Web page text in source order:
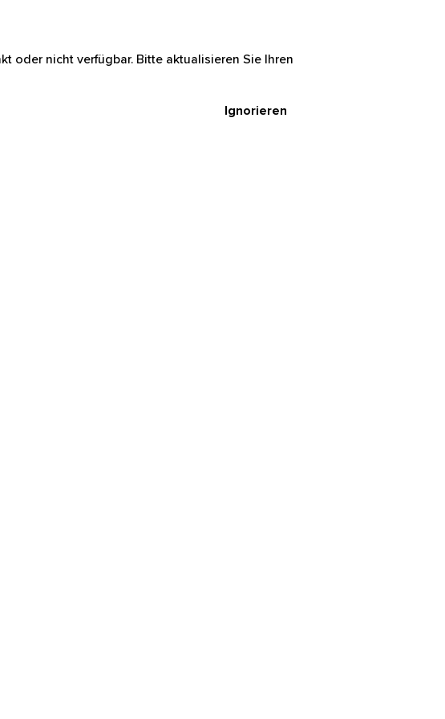
oder nicht verfügbar. Bitte aktualisieren Sie Ihren
Ignorieren